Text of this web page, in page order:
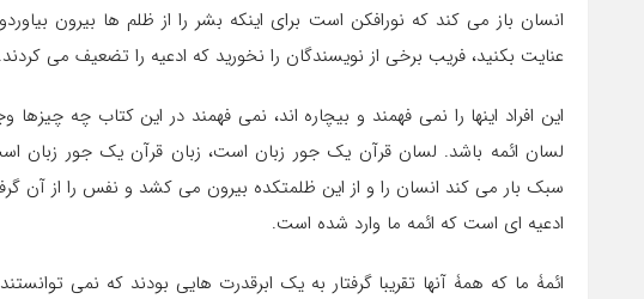
انسان باز می کند که نورافکن است برای اینکه بشر را از ظلم ها بیرون
عنایت بکنید، فریب برخی از نویسندگان را نخورید که ادعیه را تضعیف می
این افراد اینها را نمی فهمند و بیچاره اند، نمی فهمند در این کتاب چه
لسان ائمه باشد. لسان قرآن یک جور زبان است، زبان قرآن یک جور زبان
سبک بار می کند انسان را و از این ظلمتکده بیرون می کشد و نفس را از آن
ادعیه ای است که ائمه ما وارد شده است.
ائمۀ ما که همۀ آنها تقریبا گرفتار به یک ابرقدرت هایی بودند که نمی